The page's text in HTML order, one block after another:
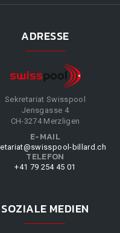
ADRESSE
Sekretariat Swisspool
Jensgasse 4
CH-3274 Merzligen
E-MAIL
billard.ch
TELEFON
+41 79 254 45 01
SOZIALE MEDIEN